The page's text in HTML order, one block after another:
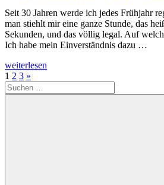
Seit 30 Jahren werde ich jedes Frühjahr
man stiehlt mir eine ganze Stunde, das
Sekunden, und das völlig legal. Auf
Ich habe mein Einverständnis dazu …
weiterlesen
Seitennummerierung
der
1 2 3 Nächste
Beiträge
»
Suchen
nach: